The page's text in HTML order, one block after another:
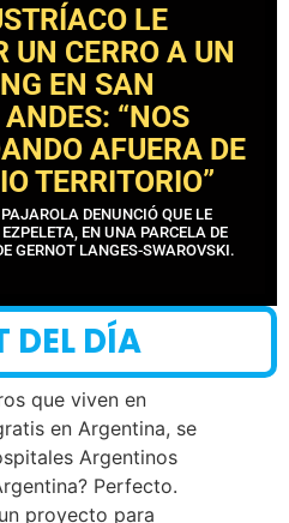
LE
UN CERRO A UN
EN SAN
“NOS
AFUERA DE
TERRITORIO”
DENUNCIÓ QUE LE
EN UNA PARCELA DE
GERNOT LANGES-SWAROVSKI.
DEL DÍA
que viven en
en Argentina, se
Argentinos
Perfecto.
proyecto para